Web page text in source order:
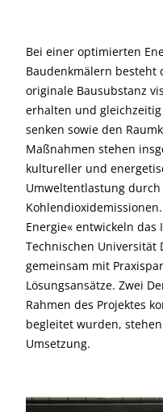
Bei einer optimierten
Baudenkmälern besteht
originale Bausubstanz
erhalten und
senken sowie den
Maßnahmen stehen
kultureller und
Umweltentlastung
Energie« entwickeln
Technischen Universität
gemeinsam mit
Lösungsansätze. Zwei
Rahmen des Projektes
begleitet wurden,
Umsetzung.